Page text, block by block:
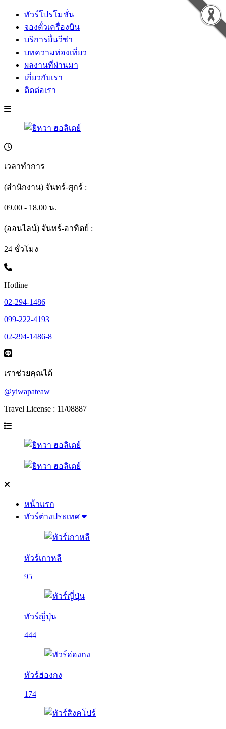
ทัวร์โปรโมชั่น
จองตั๋วเครื่องบิน
บริการยื่นวีซ่า
บทความท่องเที่ยว
ผลงานที่ผ่านมา
เกี่ยวกับเรา
ติดต่อเรา
เวลาทำการ
(สำนักงาน) จันทร์-ศุกร์ :
09.00 - 18.00 น.
(ออนไลน์) จันทร์-อาทิตย์ :
24 ชั่วโมง
Hotline
02-294-1486
099-222-4193
02-294-1486-8
เราช่วยคุณได้
@yiwapateaw
Travel License : 11/08887
หน้าแรก
ทัวร์ต่างประเทศ
ทัวร์เกาหลี
95
ทัวร์ญี่ปุ่น
444
ทัวร์ฮ่องกง
174